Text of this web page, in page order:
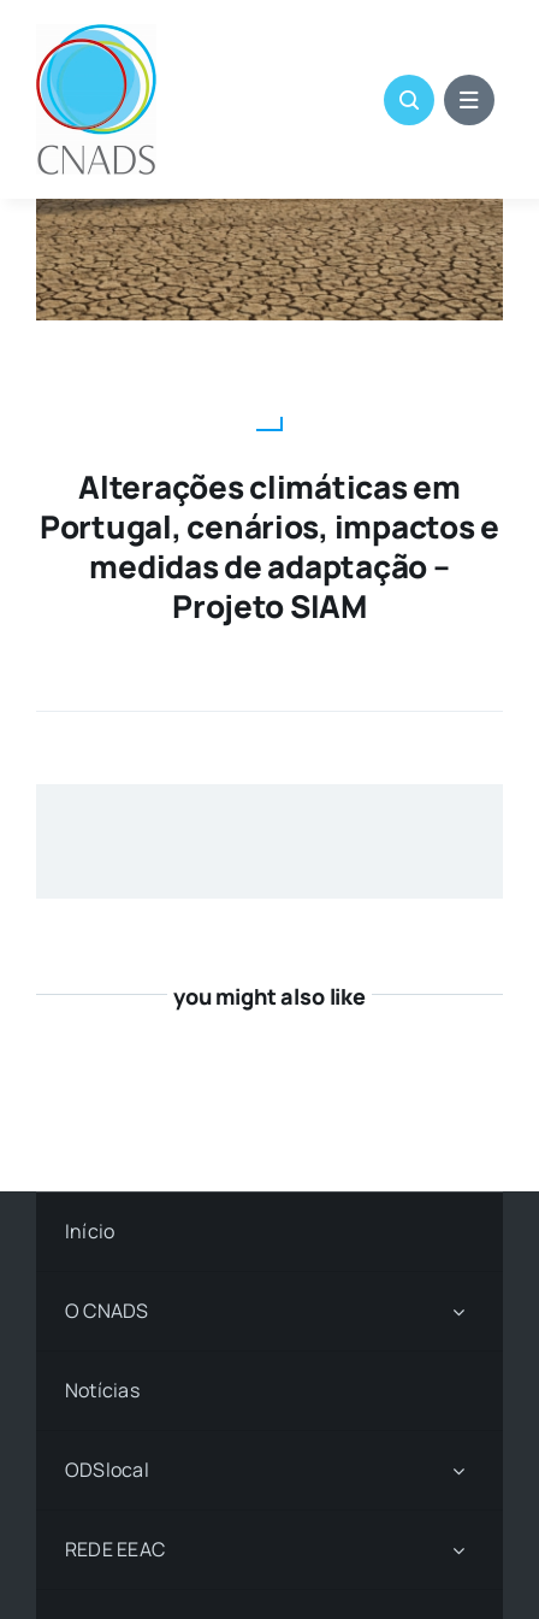
content
Alterações climáticas em
Portugal, cenários, impactos e
medidas de adaptação –
Projeto SIAM
you might also like
Início
O CNADS
Notícias
ODSlocal
REDE EEAC